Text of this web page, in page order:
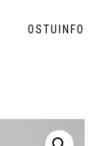
OSTUINFO